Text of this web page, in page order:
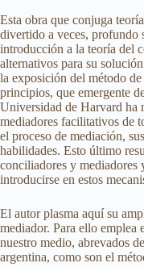
Esta obra que conjuga
divertido a veces, profundo
introducción a la teoría del
alternativos para su
la exposición del método
principios, que emergente
Universidad de Harvard ha
mediadores facilitativos de
el proceso de mediación,
habilidades. Esto último
conciliadores y mediadores
introducirse en estos
El autor plasma aquí su
mediador. Para ello emplea
nuestro medio, abrevados
argentina, como son el